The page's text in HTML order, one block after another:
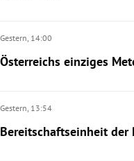
Gestern, 14:00
Österreichs einziges
Gestern, 13:54
Bereitschaftseinheit der